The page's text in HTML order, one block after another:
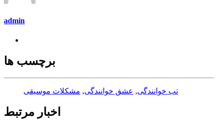
admin
برچسب ها
تب خوانندگی, عشق خوانندگی, مشکلات موسیقی
اخبار مرتبط